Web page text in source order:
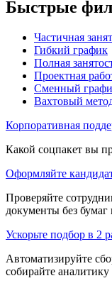
Быстрые
Частичная
Гибкий график
Полная
Проектная
Сменный
Вахтовый
Корпоративная
Какой соцпакет вы
Оформляйте
Проверяйте
документы без
Ускорьте подбор в 2
Автоматизируйте
собирайте